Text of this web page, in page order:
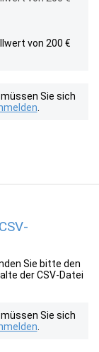
von 200 €
Sie sich
Sie bitte den
der CSV-Datei
Sie sich